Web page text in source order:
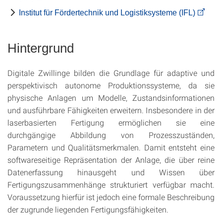
Institut für Fördertechnik und Logistiksysteme (IFL)
Hintergrund
Digitale Zwillinge bilden die Grundlage für adaptive und
perspektivisch autonome Produktionssysteme, da sie
physische Anlagen um Modelle, Zustandsinformationen
und ausführbare Fähigkeiten erweitern. Insbesondere in der
laserbasierten Fertigung ermöglichen sie eine
durchgängige Abbildung von Prozesszuständen,
Parametern und Qualitätsmerkmalen. Damit entsteht eine
softwareseitige Repräsentation der Anlage, die über reine
Datenerfassung hinausgeht und Wissen über
Fertigungszusammenhänge strukturiert verfügbar macht.
Voraussetzung hierfür ist jedoch eine formale Beschreibung
der zugrunde liegenden Fertigungsfähigkeiten.